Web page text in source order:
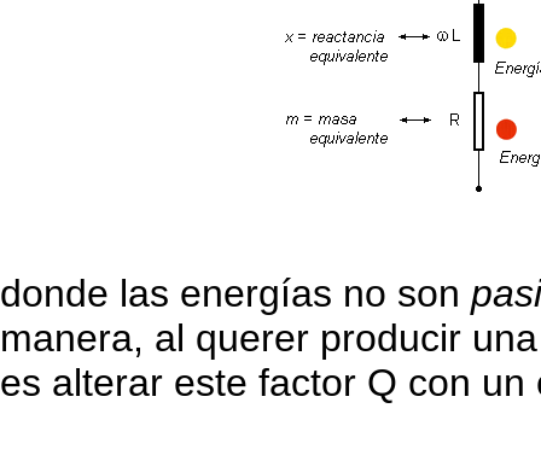
donde las energías no son
manera, al querer producir
es alterar este factor Q con